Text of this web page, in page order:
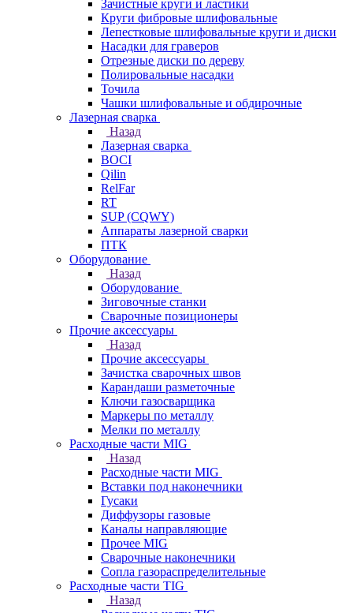
Зачистные круги и ластики
Круги фибровые шлифовальные
Лепестковые шлифовальные круги и диски
Насадки для граверов
Отрезные диски по дереву
Полировальные насадки
Точила
Чашки шлифовальные и обдирочные
Лазерная сварка
Назад
Лазерная сварка
BOCI
Qilin
RelFar
RT
SUP (CQWY)
Аппараты лазерной сварки
ПТК
Оборудование
Назад
Оборудование
Зиговочные станки
Сварочные позиционеры
Прочие аксессуары
Назад
Прочие аксессуары
Зачистка сварочных швов
Карандаши разметочные
Ключи газосварщика
Маркеры по металлу
Мелки по металлу
Расходные части MIG
Назад
Расходные части MIG
Вставки под наконечники
Гусаки
Диффузоры газовые
Каналы направляющие
Прочее MIG
Сварочные наконечники
Сопла газораспределительные
Расходные части TIG
Назад